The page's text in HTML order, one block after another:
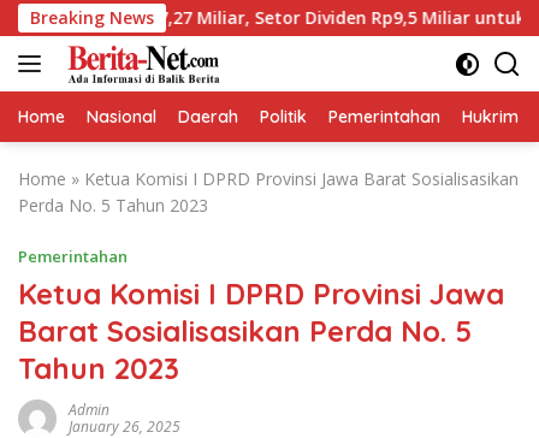
Skip
to
content
Breaking News
Rp17,27 Miliar, Setor Dividen Rp9,5 Miliar untuk PAD
Home Nasional Daerah Politik Pemerintahan Hukrim
Home » Ketua Komisi I DPRD Provinsi Jawa Barat Sosialisasikan
Perda No. 5 Tahun 2023
Pemerintahan
Ketua Komisi I DPRD Provinsi Jawa
Barat Sosialisasikan Perda No. 5
Tahun 2023
Admin
January 26, 2025